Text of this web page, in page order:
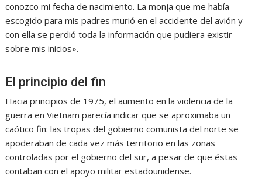
conozco mi fecha de nacimiento. La monja que me había
escogido para mis padres murió en el accidente del avión y
con ella se perdió toda la información que pudiera existir
sobre mis inicios».
El principio del fin
Hacia principios de 1975, el aumento en la violencia de la
guerra en Vietnam parecía indicar que se aproximaba un
caótico fin: las tropas del gobierno comunista del norte se
apoderaban de cada vez más territorio en las zonas
controladas por el gobierno del sur, a pesar de que éstas
contaban con el apoyo militar estadounidense.